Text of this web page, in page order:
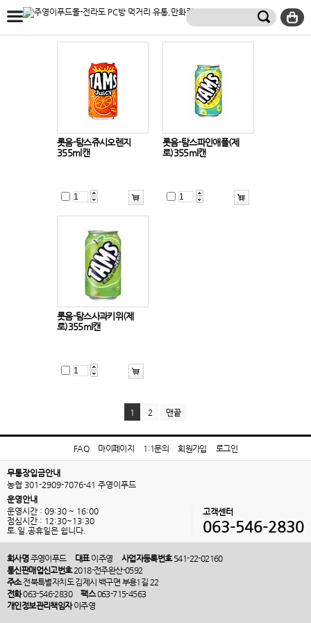
롯음-탐스쥬시오렌지
355ml캔
롯음-탐스파인애플(제
로)355ml캔
롯음-탐스사과키위(제
로)355ml캔
1 2 맨끝
FAQ 마이페이지 1:1문의 회원가입 로그인
무통장입금안내
농협 301-2909-7076-41 주영이푸드
운영안내
운영시간 : 09:30 ~ 16:00
점심시간 : 12:30~13:30
토.일.공휴일은 쉽니다.
고객센터
063-546-2830
회사명주영이푸드 대표이주영 사업자등록번호541-22-02160
통신판매업신고번호2018-전주완산-0592
주소전북특별자치도 김제시 백구면 부용1길 22
전화063-546-2830 팩스063-715-4563
개인정보관리책임자이주영